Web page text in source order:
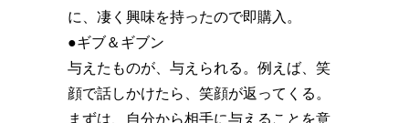
に、凄く興味を持ったので即購入。
●ギブ＆ギブン
与えたものが、与えられる。例えば、笑
顔で話しかけたら、笑顔が返ってくる。
まずは、自分から相手に与えることを意